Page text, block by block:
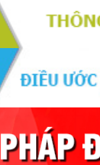
hoạch tỉnh
tầm nhìn
đêm
đường bộ
tăng trưởng
Quý
hợp tác về
2026 – 2030
thông